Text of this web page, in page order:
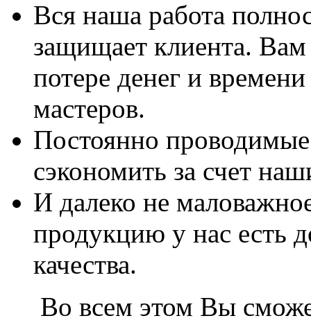
Вся наша работа
защищает клиента. Вам
потере денег и
мастеров.
Постоянно
сэкономить за счет
И далеко не
продукцию у нас есть
качества.
Во всем этом Вы